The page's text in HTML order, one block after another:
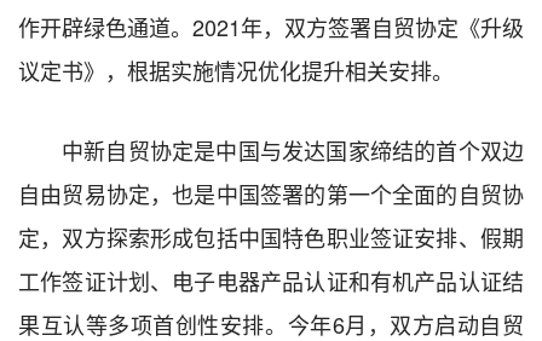
作开辟绿色通道。2021年，双方签署自贸协定《升级
议定书》，根据实施情况优化提升相关安排。
中新自贸协定是中国与发达国家缔结的首个双边
自由贸易协定，也是中国签署的第一个全面的自贸协
定，双方探索形成包括中国特色职业签证安排、假期
工作签证计划、电子电器产品认证和有机产品认证结
果互认等多项首创性安排。今年6月，双方启动自贸